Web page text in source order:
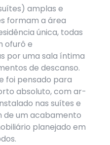
amplas e
formam a área
única, todas
ofurô e
por uma sala íntima
de descanso.
foi pensado para
absoluto, com ar-
nas suítes e
de um acabamento
planejado em